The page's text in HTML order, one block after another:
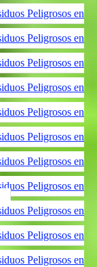
Peligrosos en
Peligrosos en
Peligrosos en
Peligrosos en
Peligrosos en
Peligrosos en
Peligrosos en
Peligrosos en
Peligrosos en
Peligrosos en
Peligrosos en